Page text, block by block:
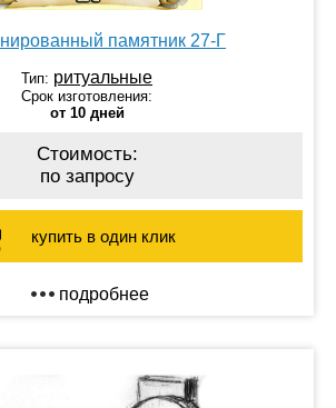
памятник 27-Г
Тип: ритуальные
Срок изготовления:
от 10 дней
Стоимость:
по запросу
купить в один клик
подробнее